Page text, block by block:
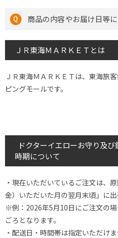
商品の内容やお届け日等
ＪＲ東海ＭＡＲＫＥＴとは
ＪＲ東海ＭＡＲＫＥＴは、東海旅
ピングモールです。
ドクターイエローお守り及
時期について
・現在いただいているご注文は、
金）いただいた月の翌月末頃」に出
※例：2026年5月10日にご注文の
ごろとなります。
・配送日・時間帯は指定いただけま